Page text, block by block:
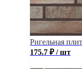
Ригельная
175.7 ₽ / шт